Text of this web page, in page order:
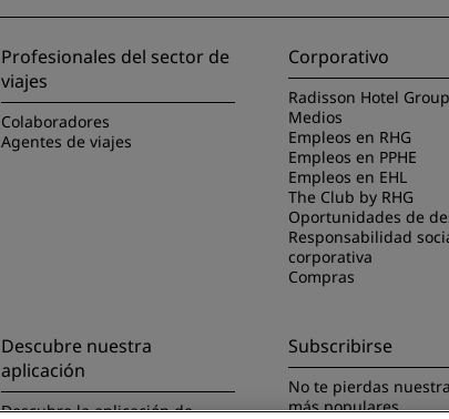
Profesionales del sector de
viajes
Colaboradores
Agentes de viajes
Corporativo
Radisson Hotel Group
Medios
Empleos en RHG
Empleos en PPHE
Empleos en EHL
The Club by RHG
Oportunidades de
Responsabilidad
corporativa
Compras
Descubre nuestra
aplicación
Descubre la aplicación de
Subscribirse
No te pierdas
más populares